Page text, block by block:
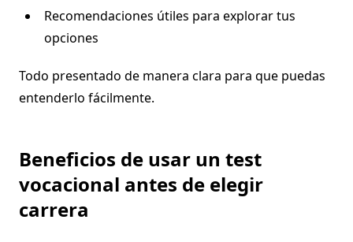
Recomendaciones útiles para explorar tus
opciones
Todo presentado de manera clara para que puedas
entenderlo fácilmente.
Beneficios de usar un test
vocacional antes de elegir
carrera